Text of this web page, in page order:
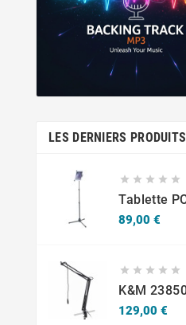
LES DERNIERS PRODUITS
    
89,00 €
    
129,00 €